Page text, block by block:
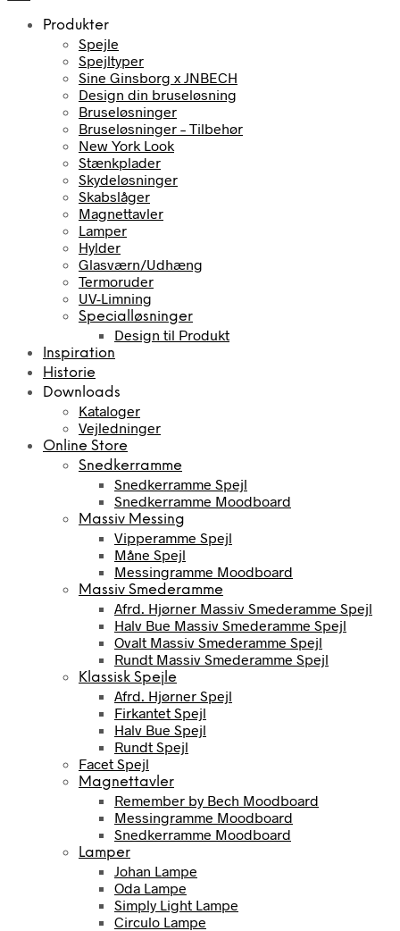
Produkter
Spejle
Spejltyper
Sine Ginsborg x JNBECH
Design din bruseløsning
Bruseløsninger
Bruseløsninger – Tilbehør
New York Look
Stænkplader
Skydeløsninger
Skabslåger
Magnettavler
Lamper
Hylder
Glasværn/Udhæng
Termoruder
UV-Limning
Specialløsninger
Design til Produkt
Inspiration
Historie
Downloads
Kataloger
Vejledninger
Online Store
Snedkerramme
Snedkerramme Spejl
Snedkerramme Moodboard
Massiv Messing
Vipperamme Spejl
Måne Spejl
Messingramme Moodboard
Massiv Smederamme
Afrd. Hjørner Massiv Smederamme Spejl
Halv Bue Massiv Smederamme Spejl
Ovalt Massiv Smederamme Spejl
Rundt Massiv Smederamme Spejl
Klassisk Spejle
Afrd. Hjørner Spejl
Firkantet Spejl
Halv Bue Spejl
Rundt Spejl
Facet Spejl
Magnettavler
Remember by Bech Moodboard
Messingramme Moodboard
Snedkerramme Moodboard
Lamper
Johan Lampe
Oda Lampe
Simply Light Lampe
Circulo Lampe